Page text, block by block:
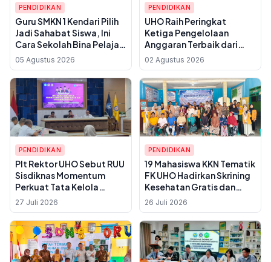
PENDIDIKAN
Guru SMKN 1 Kendari Pilih
Jadi Sahabat Siswa, Ini
Cara Sekolah Bina Pelajar
yang Sering Berulah
05 Agustus 2026
PENDIDIKAN
UHO Raih Peringkat
Ketiga Pengelolaan
Anggaran Terbaik dari
KPPN Kendari, Bukti Tata
Kelola Keuangan Kampus
Makin Akuntabel
02 Agustus 2026
PENDIDIKAN
Plt Rektor UHO Sebut RUU
Sisdiknas Momentum
Perkuat Tata Kelola
Kampus, Workshop
Digelar di Kendari
27 Juli 2026
PENDIDIKAN
19 Mahasiswa KKN Tematik
FK UHO Hadirkan Skrining
Kesehatan Gratis dan
Edukasi Gerontik bagi
Lansia di Anggalomelai,
Kendari
26 Juli 2026